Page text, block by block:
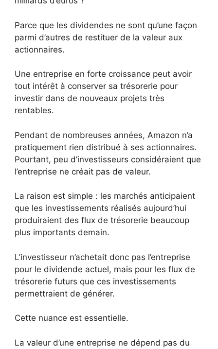
Parce que les dividendes ne sont qu’une façon
parmi d’autres de restituer de la valeur aux
actionnaires.
Une entreprise en forte croissance peut avoir
tout intérêt à conserver sa trésorerie pour
investir dans de nouveaux projets très
rentables.
Pendant de nombreuses années, Amazon n’a
pratiquement rien distribué à ses actionnaires.
Pourtant, peu d’investisseurs considéraient que
l’entreprise ne créait pas de valeur.
La raison est simple : les marchés anticipaient
que les investissements réalisés aujourd’hui
produiraient des flux de trésorerie beaucoup
plus importants demain.
L’investisseur n’achetait donc pas l’entreprise
pour le dividende actuel, mais pour les flux de
trésorerie futurs que ces investissements
permettraient de générer.
Cette nuance est essentielle.
La valeur d’une entreprise ne dépend pas du